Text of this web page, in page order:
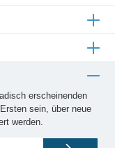
erscheinenden
sein, über neue
werden.